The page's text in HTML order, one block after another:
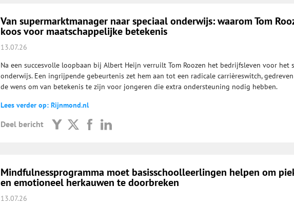
Van supermarktmanager naar speciaal onderwijs: waarom Tom
koos voor maatschappelijke betekenis
13.07.26
Na een succesvolle loopbaan bij Albert Heijn verruilt Tom Roozen het bedrijfsleven voor het
onderwijs. Een ingrijpende gebeurtenis zet hem aan tot een radicale carrièreswitch,
de wens om van betekenis te zijn voor jongeren die extra ondersteuning nodig hebben.
Lees verder op: Rijnmond.nl
Deel bericht
Mindfulnessprogramma moet basisschoolleerlingen helpen om
en emotioneel herkauwen te doorbreken
13.07.26